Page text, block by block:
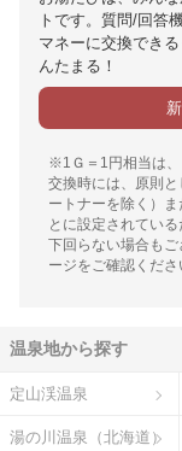
トです。質問/回答
マネーに交換でき
んたまる！
※1Ｇ＝1円相当は、
交換時には、原則
ートナーを除く）
とに設定されてい
下回らない場合も
ージをご確認くださ
温泉地から探す
定山渓温泉
湯の川温泉（北海道）